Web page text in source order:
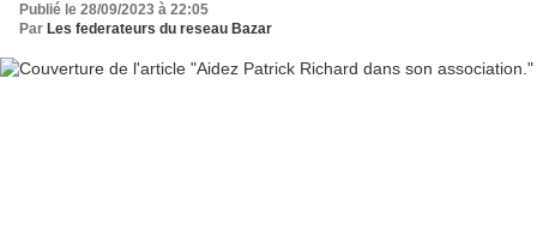
Publié le 28/09/2023 à 22:05
Par Les federateurs du reseau Bazar